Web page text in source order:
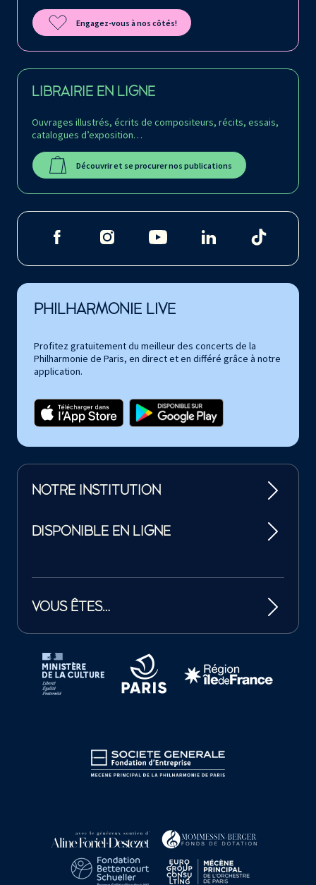
Engagez-vous à nos côtés!
LIBRAIRIE EN LIGNE
Ouvrages illustrés, écrits de compositeurs, récits, essais,
catalogues d’exposition…
Découvrir et se procurer nos publications
PHILHARMONIE LIVE
Profitez gratuitement du meilleur des concerts de la
Philharmonie de Paris, en direct et en différé grâce à notre
application.
NOTRE INSTITUTION
DISPONIBLE EN LIGNE
VOUS ÊTES…
Tutelles et mécènes de la Philharmonie de Paris